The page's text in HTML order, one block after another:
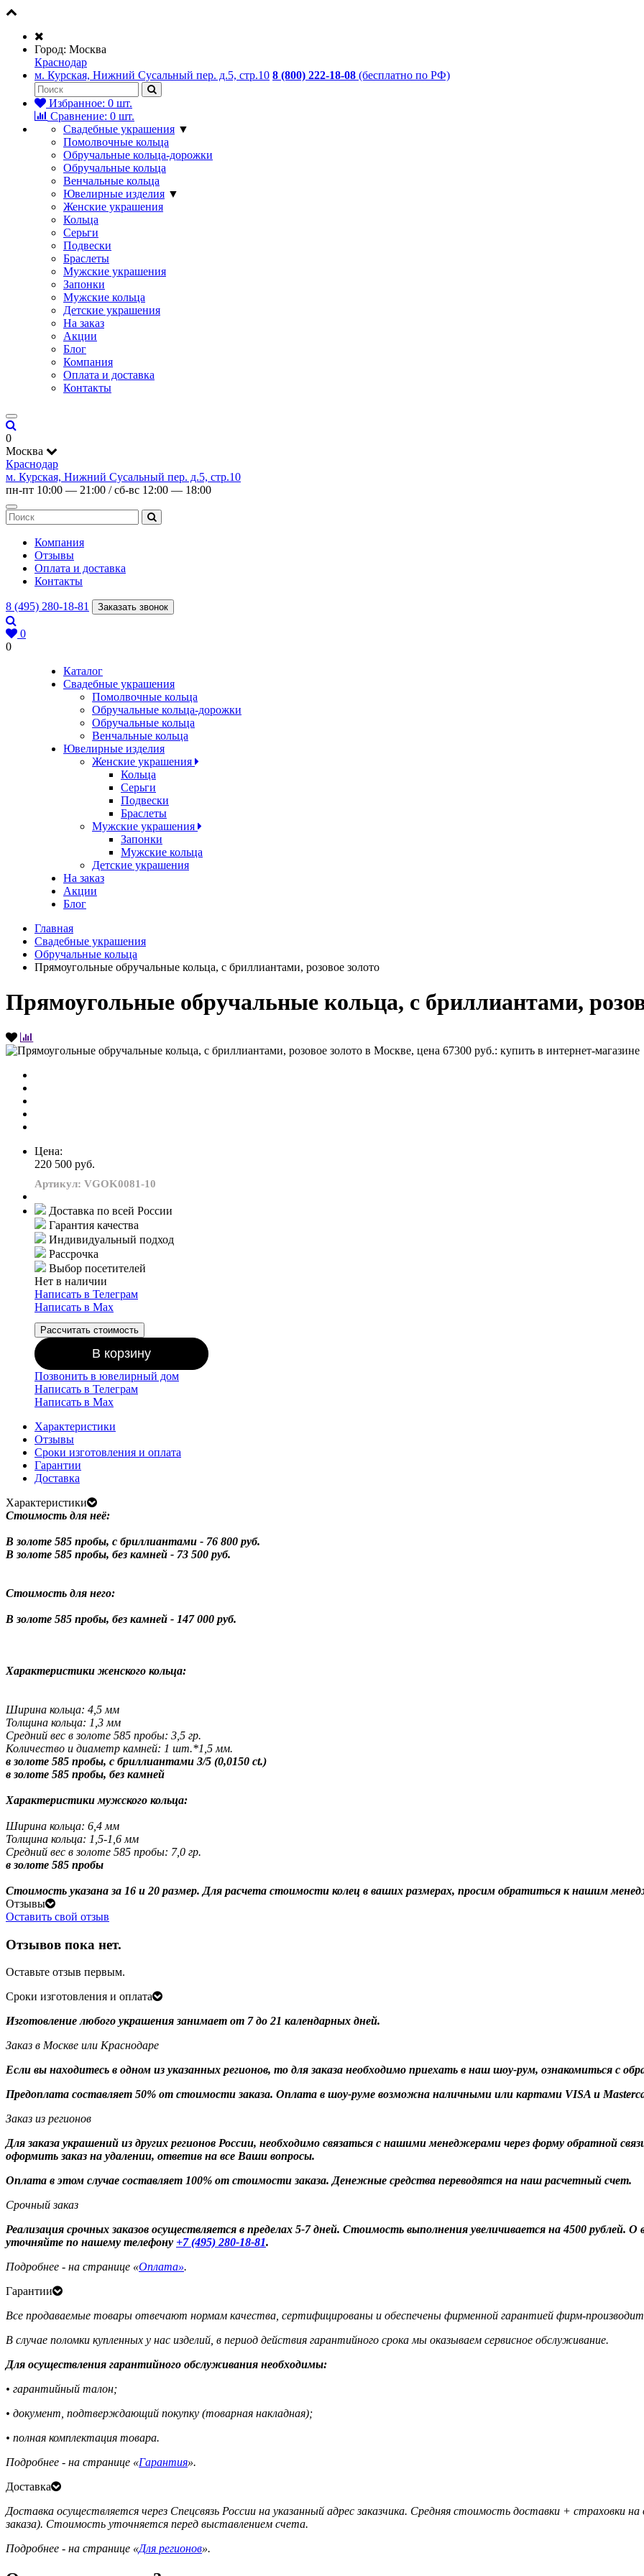
Город: Москва
Краснодар
м. Курская, Нижний Сусальный пер. д.5, стр.10 8 (800) 222-18-08 (бесплатно по РФ)
Избранное: 0 шт.
Сравнение: 0 шт.
Свадебные украшения ▼
Помолвочные кольца
Обручальные кольца-дорожки
Обручальные кольца
Венчальные кольца
Ювелирные изделия ▼
Женские украшения
Кольца
Серьги
Подвески
Браслеты
Мужские украшения
Запонки
Мужские кольца
Детские украшения
На заказ
Акции
Блог
Компания
Оплата и доставка
Контакты
0
Москва
Краснодар
м. Курская, Нижний Сусальный пер. д.5, стр.10
пн-пт 10:00 — 21:00 / сб-вс 12:00 — 18:00
Компания
Отзывы
Оплата и доставка
Контакты
8 (495) 280-18-81 Заказать звонок
0
0
Каталог
Свадебные украшения
Помолвочные кольца
Обручальные кольца-дорожки
Обручальные кольца
Венчальные кольца
Ювелирные изделия
Женские украшения
Кольца
Серьги
Подвески
Браслеты
Мужские украшения
Запонки
Мужские кольца
Детские украшения
На заказ
Акции
Блог
Главная
Свадебные украшения
Обручальные кольца
Прямоугольные обручальные кольца, с бриллиантами, розовое золото
Прямоугольные обручальные кольца, с бриллиантами,
Цена:
220 500 руб.
Артикул: VGOK0081-10
Доставка по всей России
Гарантия качества
Индивидуальный подход
Рассрочка
Выбор посетителей
Нет в наличии
Написать в Телеграм
Написать в Мах
Рассчитать стоимость
В корзину
Позвонить в ювелирный дом
Написать в Телеграм
Написать в Мах
Характеристики
Отзывы
Сроки изготовления и оплата
Гарантии
Доставка
Характеристики
Стоимость для неё:
В золоте 585 пробы, с бриллиантами - 76 800 руб.
В золоте 585 пробы, без камней - 73 500 руб.
Стоимость для него:
В золоте 585 пробы, без камней - 147 000 руб.
Характеристики женского кольца:
Ширина кольца: 4,5 мм
Толщина кольца: 1,3 мм
Средний вес в золоте 585 пробы: 3,5 гр.
Количество и диаметр камней: 1 шт.*1,5 мм.
в золоте 585 пробы, с бриллиантами 3/5 (0,0150 ct.)
в золоте 585 пробы, без камней
Характеристики мужского кольца:
Ширина кольца: 6,4 мм
Толщина кольца: 1,5-1,6 мм
Средний вес в золоте 585 пробы: 7,0 гр.
в золоте 585 пробы
Стоимость указана за 16 и 20 размер. Для расчета стоимости колец в ваших размерах, просим обратиться к нашим
Отзывы
Оставить свой отзыв
Отзывов пока нет.
Оставьте отзыв первым.
Сроки изготовления и оплата
Изготовление любого украшения занимает от 7 до 21 календарных дней.
Заказ в Москве или Краснодаре
Если вы находитесь в одном из указанных регионов, то для заказа необходимо приехать в наш шоу-рум, ознакомиться с
Предоплата составляет 50% от стоимости заказа. Оплата в шоу-руме возможна наличными или картами VISA и
Заказ из регионов
Для заказа украшений из других регионов России, необходимо связаться с нашими менеджерами через форму обратной
оформить заказ на удалении, ответив на все Ваши вопросы.
Оплата в этом случае составляет 100% от стоимости заказа. Денежные средства переводятся на наш расчетный счет.
Срочный заказ
Реализация срочных заказов осуществляется в пределах 5-7 дней. Стоимость выполнения увеличивается на 4500 рублей.
уточняйте по нашему телефону +7 (495) 280-18-81.
Подробнее - на странице «Оплата».
Гарантии
Все продаваемые товары отвечают нормам качества, сертифицированы и обеспечены фирменной гарантией фирм-
В случае поломки купленных у нас изделий, в период действия гарантийного срока мы оказываем сервисное обслуживание.
Для осуществления гарантийного обслуживания необходимы:
• гарантийный талон;
• документ, подтверждающий покупку (товарная накладная);
• полная комплектация товара.
Подробнее - на странице «Гарантия».
Доставка
Доставка осуществляется через Спецсвязь России на указанный адрес заказчика. Средняя стоимость доставки + страховки
заказа). Стоимость уточняется перед выставлением счета.
Подробнее - на странице «Для регионов».